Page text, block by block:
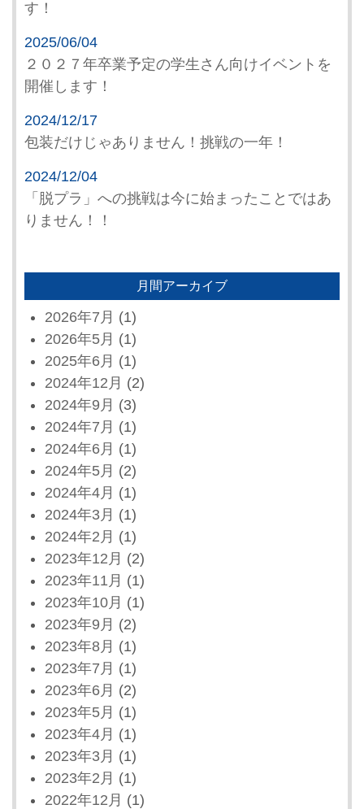
す！
2025/06/04
２０２７年卒業予定の学生さん向けイベントを
開催します！
2024/12/17
包装だけじゃありません！挑戦の一年！
2024/12/04
「脱プラ」への挑戦は今に始まったことではあ
りません！！
月間アーカイブ
2026年7月 (1)
2026年5月 (1)
2025年6月 (1)
2024年12月 (2)
2024年9月 (3)
2024年7月 (1)
2024年6月 (1)
2024年5月 (2)
2024年4月 (1)
2024年3月 (1)
2024年2月 (1)
2023年12月 (2)
2023年11月 (1)
2023年10月 (1)
2023年9月 (2)
2023年8月 (1)
2023年7月 (1)
2023年6月 (2)
2023年5月 (1)
2023年4月 (1)
2023年3月 (1)
2023年2月 (1)
2022年12月 (1)